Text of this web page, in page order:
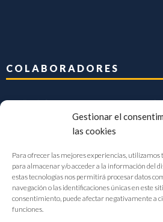
Gestionar el
las cookies
Para ofrecer las mejores experiencias, utilizamos
para almacenar y/o acceder a la información del
estas tecnologías nos permitirá procesar datos
navegación o las identificaciones únicas en este
consentimiento, puede afectar negativamente a
funciones.
COLABORADORES